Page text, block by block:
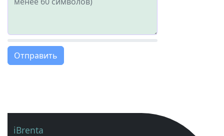
Отправить
iBrenta